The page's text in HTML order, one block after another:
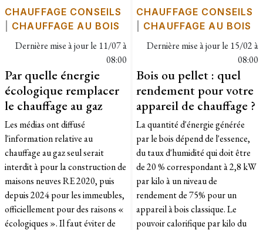
CHAUFFAGE CONSEILS
CHAUFFAGE AU BOIS
Dernière mise à jour le 11/07 à
08:00
Par quelle énergie
écologique remplacer
le chauffage au gaz
Les médias ont diffusé
l'information relative au
chauffage au gaz seul serait
interdit à pour la construction de
maisons neuves RE 2020, puis
depuis 2024 pour les immeubles,
officiellement pour des raisons «
écologiques ». Il faut éviter de
CHAUFFAGE CONSEILS
CHAUFFAGE AU BOIS
Dernière mise à jour le 15/02 à
08:00
Bois ou pellet : quel
rendement pour votre
appareil de chauffage ?
La quantité d'énergie générée
par le bois dépend de l'essence,
du taux d'humidité qui doit être
de 20 % correspondant à 2,8 kW
par kilo à un niveau de
rendement de 75% pour un
appareil à bois classique. Le
pouvoir calorifique par kilo du